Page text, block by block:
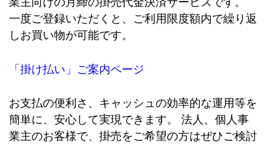
一度ご登録いただくと、ご利用限度額内で繰り返
しお買い物が可能です。
「掛け払い」ご案内ページ
お支払の便利さ、キャッシュの効率的な運用等を
簡単に、安心して実現できます。 法人、個人事
業主のお客様で、掛売をご希望の方はぜひご検討